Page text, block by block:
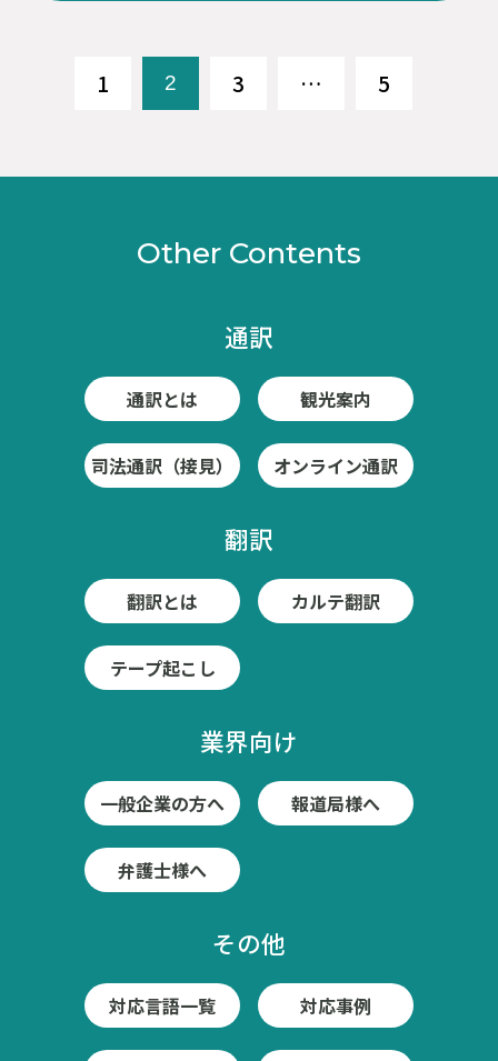
1 2 3 … 5
Other Contents
通訳
通訳とは 観光案内
司法通訳（接見） オンライン通訳
翻訳
翻訳とは カルテ翻訳
テープ起こし
業界向け
一般企業の方へ 報道局様へ
弁護士様へ
その他
対応言語一覧 対応事例